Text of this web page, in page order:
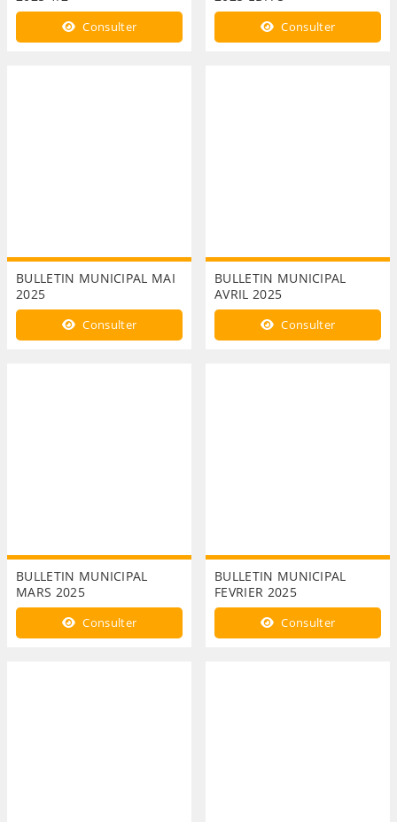
Consulter Consulter
BULLETIN MUNICIPAL MAI
2025
Consulter
BULLETIN MUNICIPAL
AVRIL 2025
Consulter
BULLETIN MUNICIPAL
MARS 2025
Consulter
BULLETIN MUNICIPAL
FEVRIER 2025
Consulter